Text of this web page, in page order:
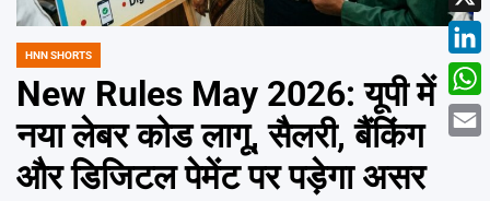
POSTED
HNN SHORTS
New Rules May 2026: यूपी में
नया लेबर कोड लागू, सैलरी, बैंकिंग
और डिजिटल पेमेंट पर पड़ेगा असर
X